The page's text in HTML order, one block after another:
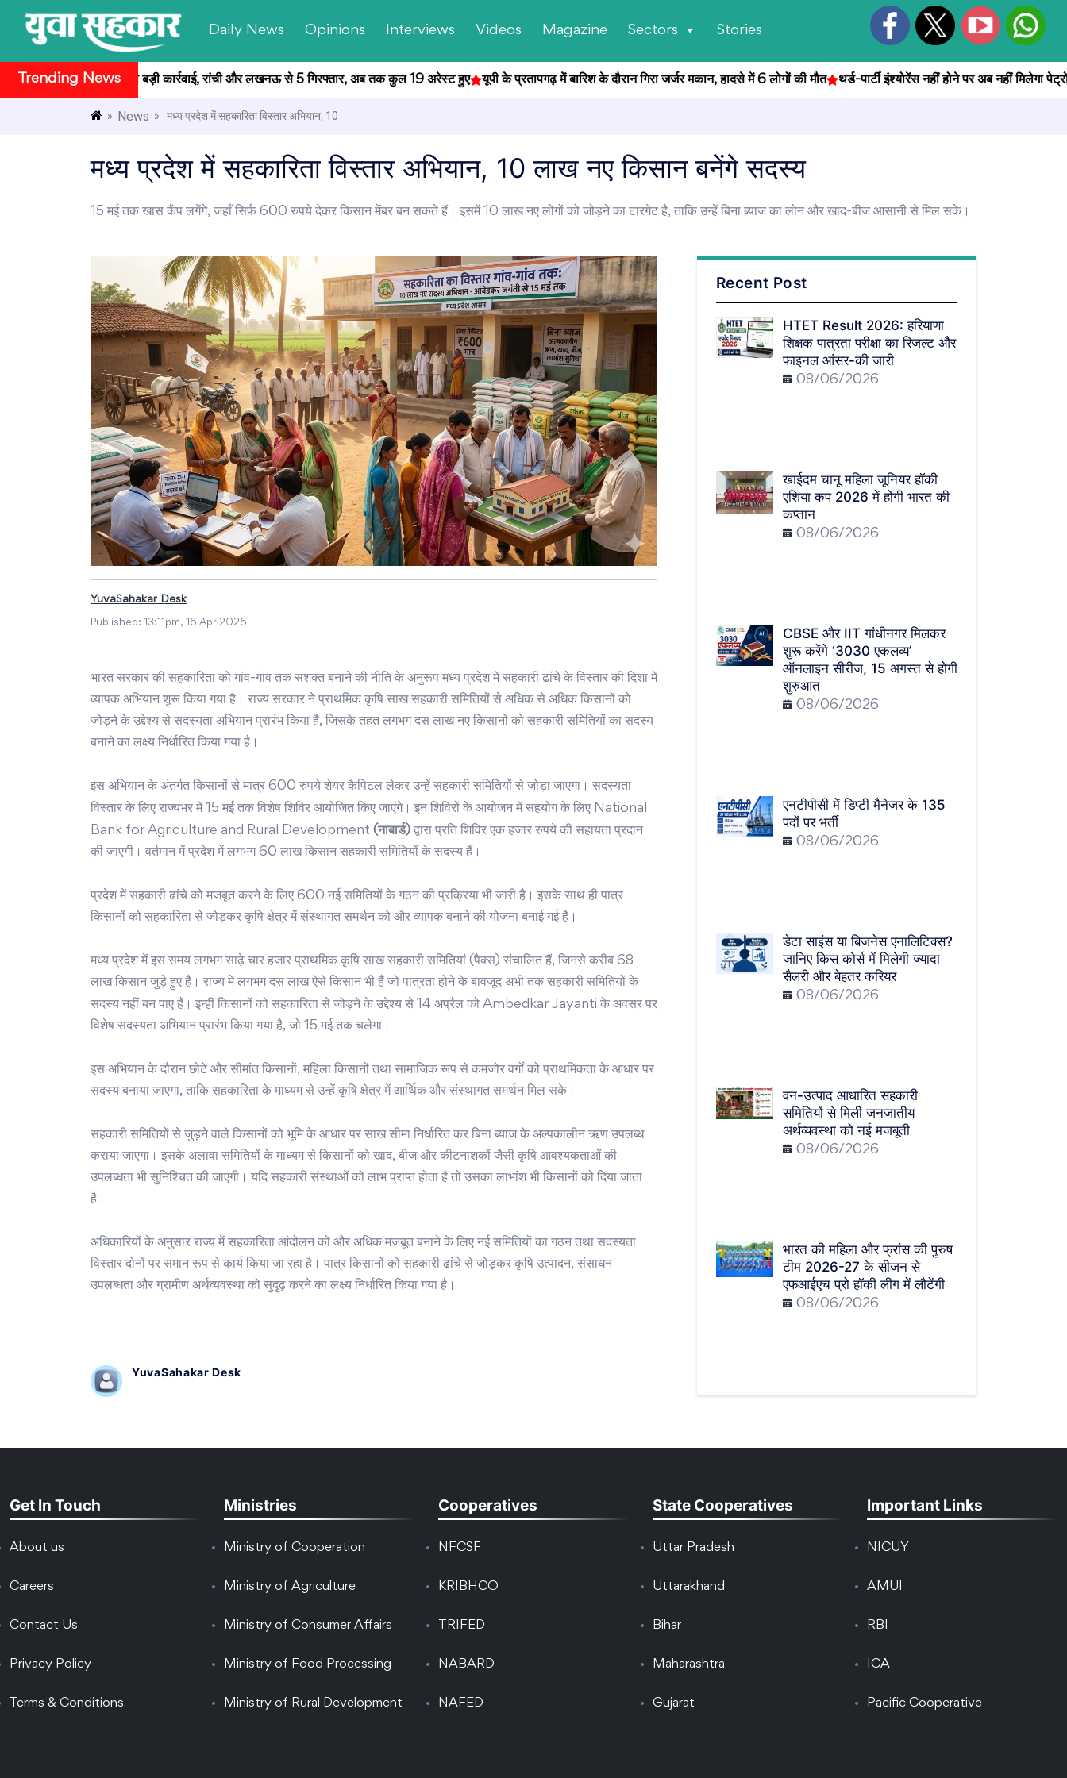
Daily News Opinions Interviews Videos Magazine Sectors Stories
Trending News
मामले में CID की बड़ी कार्रवाई, रांची और लखनऊ से 5 गिरफ्तार, अब तक कुल 19 अरेस्ट हुए यूपी के प्रतापगढ़ में बारिश के दौरान गिरा जर्जर मकान, हादसे में 6 लोगों की मौत थर्ड-पार्टी इंश्योरेंस नहीं होने पर अब नहीं मिलेगा पेट्रोल
» News » मध्य प्रदेश में सहकारिता विस्तार अभियान, 10
मध्य प्रदेश में सहकारिता विस्तार अभियान, 10 लाख नए किसान बनेंगे सदस्य
15 मई तक खास कैंप लगेंगे, जहाँ सिर्फ 600 रुपये देकर किसान मेंबर बन सकते हैं। इसमें 10 लाख नए लोगों को जोड़ने का टारगेट है, ताकि उन्हें बिना ब्याज का लोन और खाद-बीज आसानी से मिल सके।
YuvaSahakar Desk
Published: 13:11pm, 16 Apr 2026
भारत सरकार की सहकारिता को गांव-गांव तक सशक्त बनाने की नीति के अनुरूप मध्य प्रदेश में सहकारी ढांचे के विस्तार की दिशा में
व्यापक अभियान शुरू किया गया है। राज्य सरकार ने प्राथमिक कृषि साख सहकारी समितियों से अधिक से अधिक किसानों को
जोड़ने के उद्देश्य से सदस्यता अभियान प्रारंभ किया है, जिसके तहत लगभग दस लाख नए किसानों को सहकारी समितियों का सदस्य
बनाने का लक्ष्य निर्धारित किया गया है।
इस अभियान के अंतर्गत किसानों से मात्र 600 रुपये शेयर कैपिटल लेकर उन्हें सहकारी समितियों से जोड़ा जाएगा। सदस्यता
विस्तार के लिए राज्यभर में 15 मई तक विशेष शिविर आयोजित किए जाएंगे। इन शिविरों के आयोजन में सहयोग के लिए National
Bank for Agriculture and Rural Development (नाबार्ड) द्वारा प्रति शिविर एक हजार रुपये की सहायता प्रदान
की जाएगी। वर्तमान में प्रदेश में लगभग 60 लाख किसान सहकारी समितियों के सदस्य हैं।
प्रदेश में सहकारी ढांचे को मजबूत करने के लिए 600 नई समितियों के गठन की प्रक्रिया भी जारी है। इसके साथ ही पात्र
किसानों को सहकारिता से जोड़कर कृषि क्षेत्र में संस्थागत समर्थन को और व्यापक बनाने की योजना बनाई गई है।
मध्य प्रदेश में इस समय लगभग साढ़े चार हजार प्राथमिक कृषि साख सहकारी समितियां (पैक्स) संचालित हैं, जिनसे करीब 68
लाख किसान जुड़े हुए हैं। राज्य में लगभग दस लाख ऐसे किसान भी हैं जो पात्रता होने के बावजूद अभी तक सहकारी समितियों के
सदस्य नहीं बन पाए हैं। इन्हीं किसानों को सहकारिता से जोड़ने के उद्देश्य से 14 अप्रैल को Ambedkar Jayanti के अवसर पर
विशेष सदस्यता अभियान प्रारंभ किया गया है, जो 15 मई तक चलेगा।
इस अभियान के दौरान छोटे और सीमांत किसानों, महिला किसानों तथा सामाजिक रूप से कमजोर वर्गों को प्राथमिकता के आधार पर
सदस्य बनाया जाएगा, ताकि सहकारिता के माध्यम से उन्हें कृषि क्षेत्र में आर्थिक और संस्थागत समर्थन मिल सके।
सहकारी समितियों से जुड़ने वाले किसानों को भूमि के आधार पर साख सीमा निर्धारित कर बिना ब्याज के अल्पकालीन ऋण उपलब्ध
कराया जाएगा। इसके अलावा समितियों के माध्यम से किसानों को खाद, बीज और कीटनाशकों जैसी कृषि आवश्यकताओं की
उपलब्धता भी सुनिश्चित की जाएगी। यदि सहकारी संस्थाओं को लाभ प्राप्त होता है तो उसका लाभांश भी किसानों को दिया जाता
है।
अधिकारियों के अनुसार राज्य में सहकारिता आंदोलन को और अधिक मजबूत बनाने के लिए नई समितियों का गठन तथा सदस्यता
विस्तार दोनों पर समान रूप से कार्य किया जा रहा है। पात्र किसानों को सहकारी ढांचे से जोड़कर कृषि उत्पादन, संसाधन
उपलब्धता और ग्रामीण अर्थव्यवस्था को सुदृढ़ करने का लक्ष्य निर्धारित किया गया है।
YuvaSahakar Desk
Recent Post
HTET Result 2026: हरियाणा
शिक्षक पात्रता परीक्षा का रिजल्ट और
फाइनल आंसर-की जारी
08/06/2026
खाईदम चानू महिला जूनियर हॉकी
एशिया कप 2026 में होंगी भारत की
कप्तान
08/06/2026
CBSE और IIT गांधीनगर मिलकर
शुरू करेंगे ‘3030 एकलव्य’
ऑनलाइन सीरीज, 15 अगस्त से होगी
शुरुआत
08/06/2026
एनटीपीसी में डिप्टी मैनेजर के 135
पदों पर भर्ती
08/06/2026
डेटा साइंस या बिजनेस एनालिटिक्स?
जानिए किस कोर्स में मिलेगी ज्यादा
सैलरी और बेहतर करियर
08/06/2026
वन-उत्पाद आधारित सहकारी
समितियों से मिली जनजातीय
अर्थव्यवस्था को नई मजबूती
08/06/2026
भारत की महिला और फ्रांस की पुरुष
टीम 2026-27 के सीजन से
एफआईएच प्रो हॉकी लीग में लौटेंगी
08/06/2026
Get In Touch
About us
Careers
Contact Us
Privacy Policy
Terms & Conditions
Ministries
Ministry of Cooperation
Ministry of Agriculture
Ministry of Consumer Affairs
Ministry of Food Processing
Ministry of Rural Development
Cooperatives
NFCSF
KRIBHCO
TRIFED
NABARD
NAFED
State Cooperatives
Uttar Pradesh
Uttarakhand
Bihar
Maharashtra
Gujarat
Important Links
NICUY
AMUI
RBI
ICA
Pacific Cooperative